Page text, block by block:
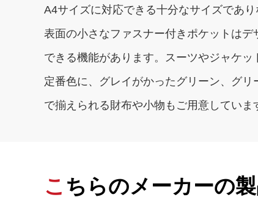
A4サイズに対応できる十分なサイズであ
表面の小さなファスナー付きポケットは
できる機能があります。スーツやジャケ
定番色に、グレイがかったグリーン、グ
で揃えられる財布や小物もご用意していま
こちらのメーカーの